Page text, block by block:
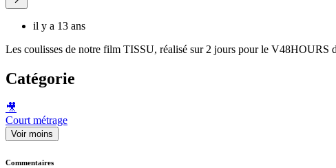
il y a 13 ans
Les coulisses de notre film TISSU, réalisé sur 2 jours pour le V48HOURS
Catégorie
🎥
Court métrage
Voir moins
Commentaires